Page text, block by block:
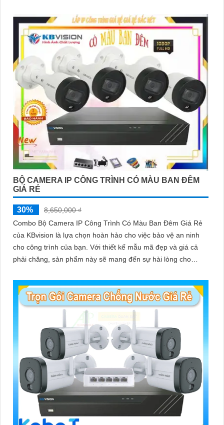
BỘ CAMERA IP CÔNG TRÌNH CÓ MÀU BAN ĐÊM
GIÁ RẺ
30%
8,650,000 ₫
Combo Bộ Camera IP Công Trình Có Màu Ban Đêm Giá Rẻ
của KBvision là lựa chọn hoàn hảo cho việc bảo vệ an ninh
cho công trình của bạn. Với thiết kế mẫu mã đẹp và giá cả
phải chăng, sản phẩm này sẽ mang đến sự hài lòng cho